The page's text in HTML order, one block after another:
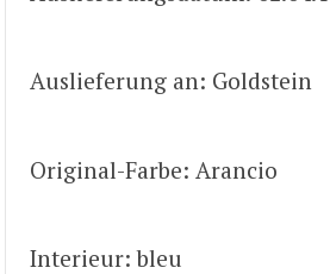
Auslieferung an: Goldstein
Original-Farbe: Arancio
Interieur: bleu